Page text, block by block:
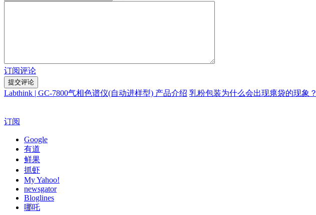
订阅评论
Labthink | GC-7800气相色谱仪(自动进样型) 产品介绍 乳粉包装为什么会出现瘪袋的现象？
订阅
Google
有道
鲜果
抓虾
My Yahoo!
newsgator
Bloglines
哪吒